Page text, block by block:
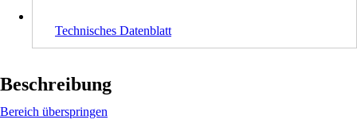
Technisches Datenblatt
Beschreibung
Bereich überspringen